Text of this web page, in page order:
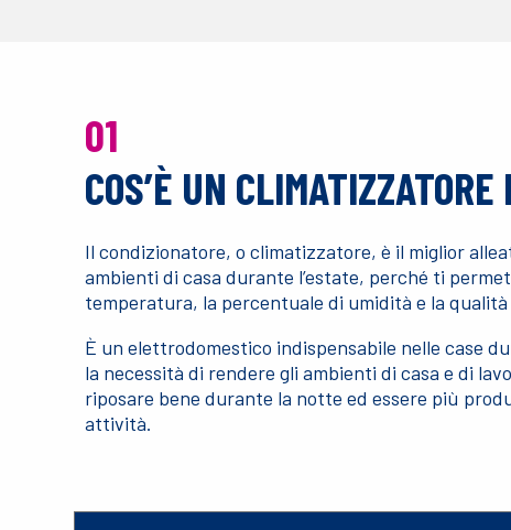
01
COS’È UN
Il condizionatore, o climatizzatore, è il miglior
ambienti di casa durante l’estate, perché ti
temperatura, la percentuale di umidità e la qualità
È un elettrodomestico indispensabile nelle case
la necessità di rendere gli ambienti di casa e di
riposare bene durante la notte ed essere più
attività.